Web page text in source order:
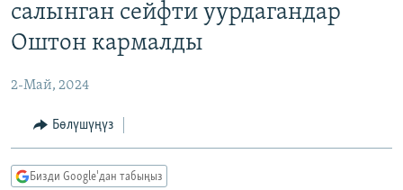
МАДАНИЯТ
УКРАИНА
ТВ ПРОГРАММАЛАР
БҮГҮН АЗАТТЫКТА
ПОДКАСТ
салынган сейфти уурдагандар
Оштон кармалды
2-Май, 2024
Бөлүшүңүз
Бизди Google'дан табыңыз